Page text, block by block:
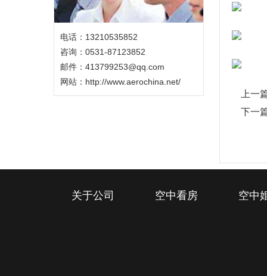
电话：13210535852
咨询：0531-87123852
邮件：413799253@qq.com
网站： http://www.aerochina.net/
上一
下一
关于公司 空中看房 空中